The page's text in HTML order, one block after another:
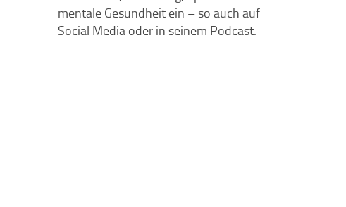
mentale Gesundheit ein – so auch auf
Social Media oder in seinem Podcast.